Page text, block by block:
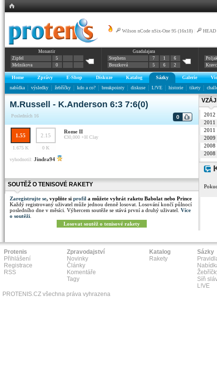
Wilson nCode nSix-One 95 (16x18) HEAD
Monastir
Zipfel
5
Melnikova
0
Guadalajara
Stephens
7 1
6
Bouzková
5 6 2
Home Zprávy E-Shop Diskuze Katalog Sázky Galerie
nabídka
výsledky žebříčky kdo a co? breakpointy diskuse L!VE historie tikety
M.Russell - K.Anderson 6:3 7:6(0)
Posledních 16 0
1.55 2.15
Rome II
€30,000 +H Clay
1.675 K
0 K
vyhodnotil: Jindra94
SOUTĚŽ O TENISOVÉ RAKETY
Zaregistrujte se, vyplňte si profil a můžete vyhrát raketu Babolat nebo Prince
Každý registrovaný uživatel může jednou denně losovat. Losování končí půlnocí
posledního dne v měsíci. Výhercem soutěže se stává první a druhý uživatel. Více
o soutěži
Losovat soutěž o tenisové rakety
2012
2011
2011
2009
2008
2008
Protenis
Přihlášení
Registrace
RSS
Zpravodajství
Novinky
Články
Komentáře
Tagy
Katalog
Rakety
Sázky
Síň
L!VE
PROTENIS.CZ všechna práva vyhrazena